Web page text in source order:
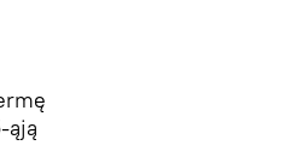
ąją